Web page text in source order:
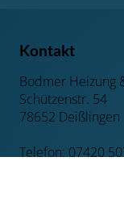
Kontakt
Bodmer Heizung
Schützenstr. 54
78652 Deißlingen
Telefon: 07420